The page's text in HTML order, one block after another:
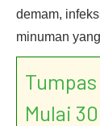
demam,
minuman
Tumpas
Mulai